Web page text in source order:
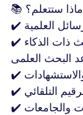
📚 ماذا ستتعلم؟
العلمية
✔️ قواعد استخدام محركات البحث ذات الذكاء
البحث العلمى
التلقائي
والجامعات